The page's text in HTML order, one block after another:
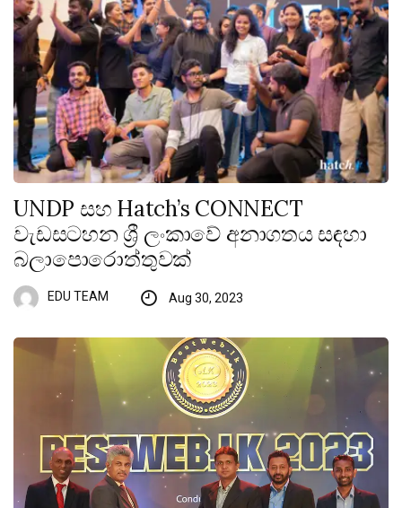
UNDP සහ Hatch’s CONNECT
වැඩසටහන ශ්‍රී ලංකාවේ අනාගතය සඳහා
බලාපොරොත්තුවක්
EDU TEAM Aug 30, 2023